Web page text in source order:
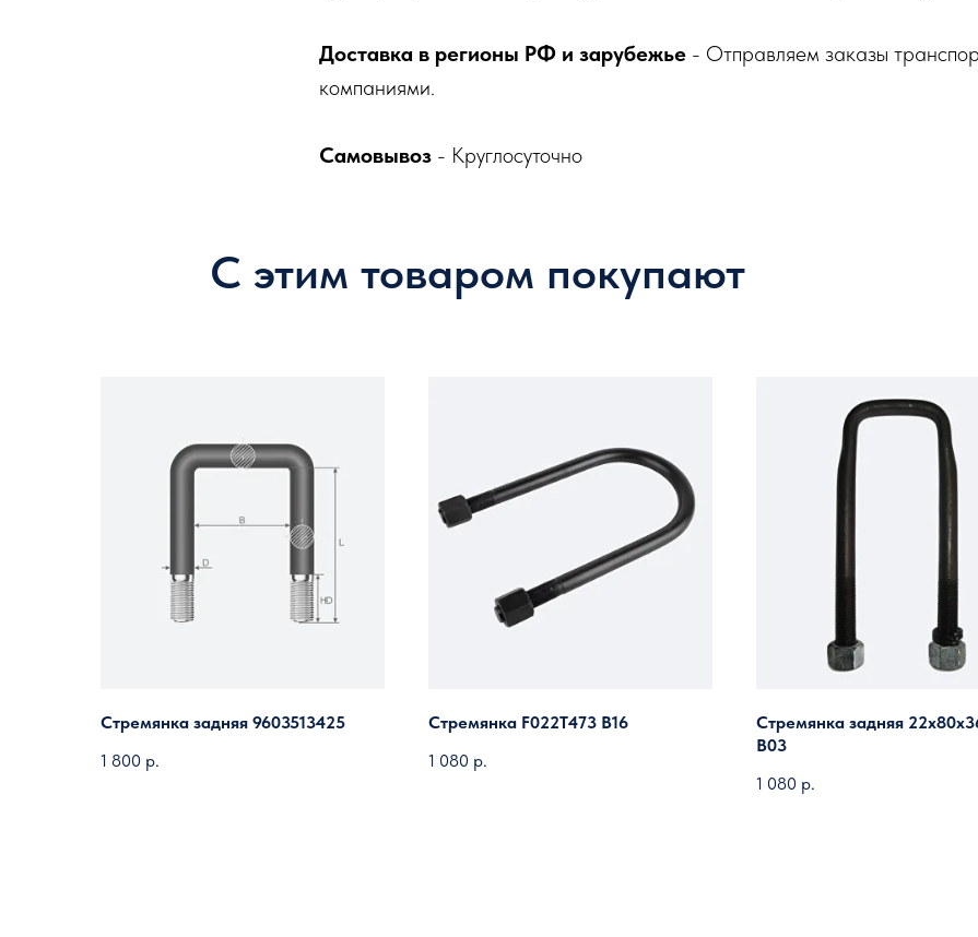
Доставка в регионы РФ и зарубежье - Отправляем заказы
компаниями.
Самовывоз - Круглосуточно
С этим товаром покупают
Стремянка задняя 9603513425
1 800 р.
Стремянка F022T473 B16
1 080 р.
Стремянка задняя
B03
1 080 р.